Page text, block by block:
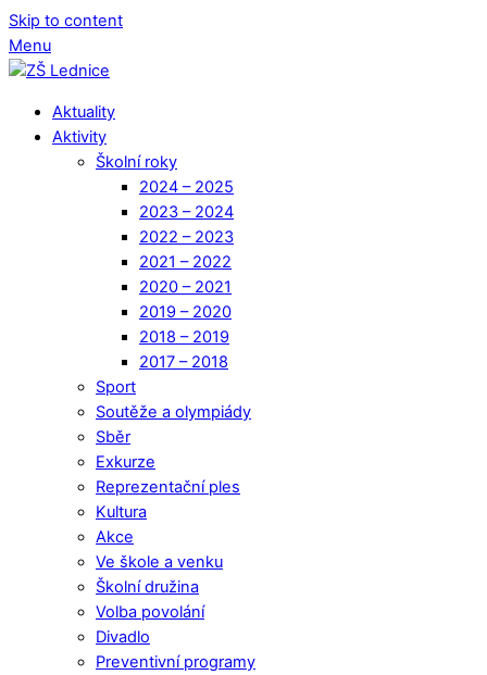
Skip to content
Menu
Aktuality
Aktivity
Školní roky
2024 – 2025
2023 – 2024
2022 – 2023
2021 – 2022
2020 – 2021
2019 – 2020
2018 – 2019
2017 – 2018
Sport
Soutěže a olympiády
Sběr
Exkurze
Reprezentační ples
Kultura
Akce
Ve škole a venku
Školní družina
Volba povolání
Divadlo
Preventivní programy